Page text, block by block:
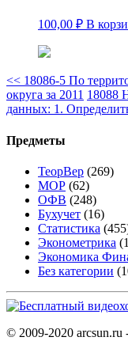
100,00 ₽ В
<< 18086-5 По
округа за 2011 18088
данных: 1.
Предметы
ТеорВер (269)
МОР (62)
ОФВ (248)
Бухучет (16)
Статистика
Эконометрика
Экономика
Без категории
© 2009-2020